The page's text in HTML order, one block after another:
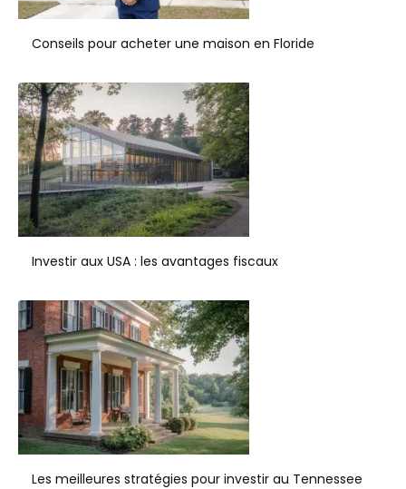
Conseils pour acheter une maison en Floride
Investir aux USA : les avantages fiscaux
Les meilleures stratégies pour investir au Tennessee